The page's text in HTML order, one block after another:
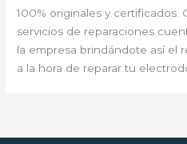
100% originales y certificados.
servicios de reparaciones
la empresa brindándote así el
a la hora de reparar tu